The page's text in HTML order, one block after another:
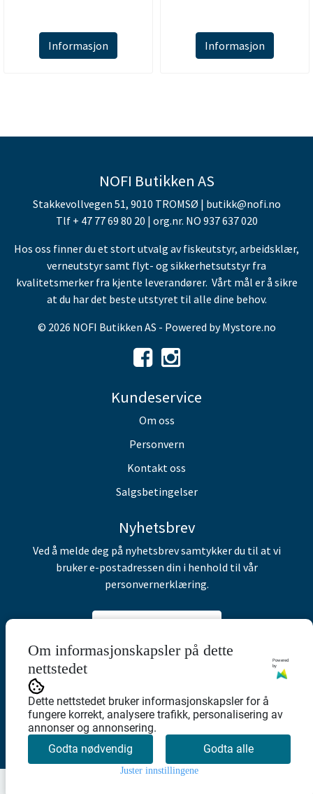
Informasjon Informasjon
NOFI Butikken AS
Stakkevollvegen 51, 9010 TROMSØ | butikk@nofi.no
Tlf + 47 77 69 80 20 | org.nr. NO 937 637 020
Hos oss finner du et stort utvalg av fiskeutstyr, arbeidsklær,
verneutstyr samt flyt- og sikkerhetsutstyr fra
kvalitetsmerker fra kjente leverandører. Vårt mål er å sikre
at du har det beste utstyret til alle dine behov.
© 2026 NOFI Butikken AS - Powered byMystore.no
Kundeservice
Om oss
Personvern
Kontakt oss
Salgsbetingelser
Nyhetsbrev
Ved å melde deg på nyhetsbrev samtykker du til at vi
bruker e-postadressen din i henhold til vår
personvernerklæring.
Abonner på nyhetsbrev
Om informasjonskapsler på dette
nettstedet
Powered
by
Dette nettstedet bruker informasjonskapsler for å
fungere korrekt, analysere trafikk, personalisering av
annonser og annonsering.
Godta nødvendig
Godta alle
Juster innstillingene